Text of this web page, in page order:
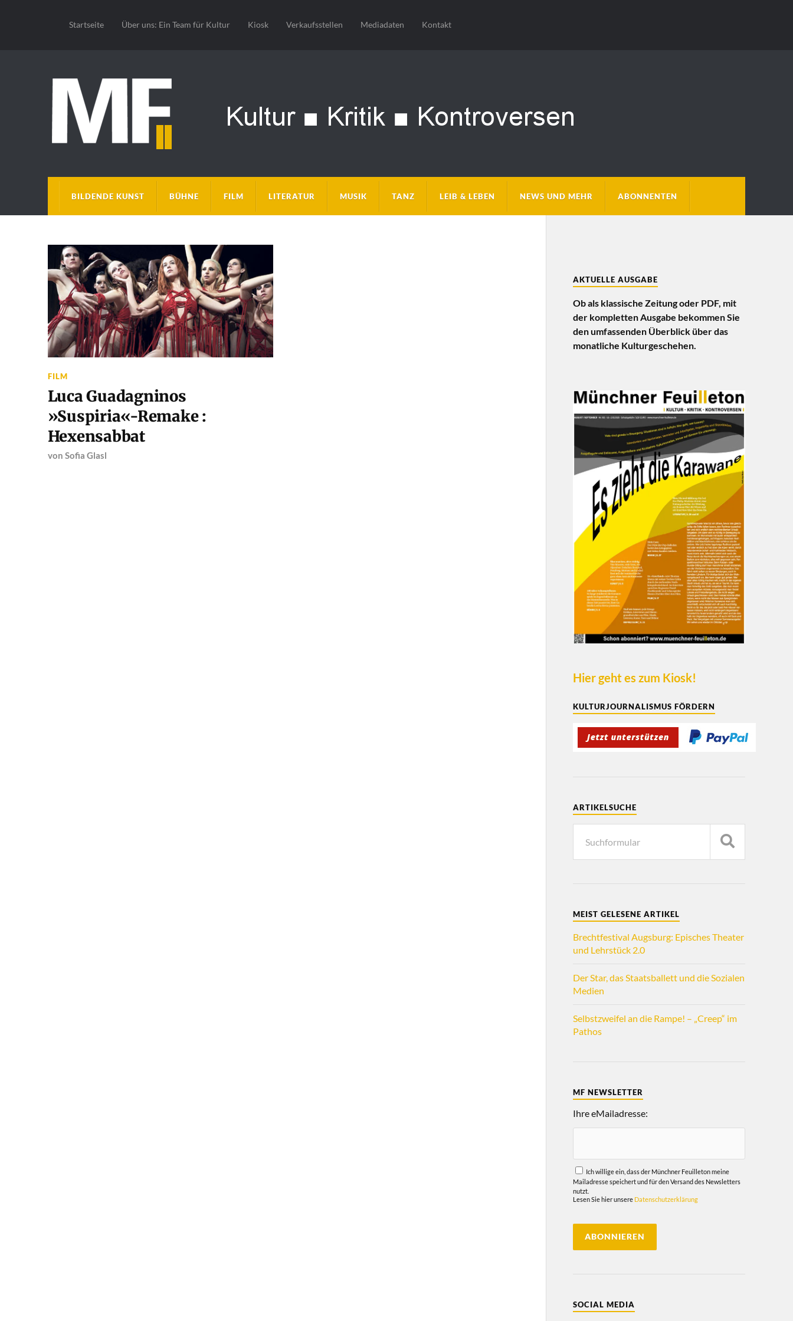
Startseite Über uns: Ein Team für Kultur Kiosk Verkaufsstellen Mediadaten Kontakt
BILDENDE KUNST BÜHNE FILM LITERATUR MUSIK TANZ LEIB & LEBEN NEWS UND MEHR ABONNENTEN
FILM
Luca Guadagninos
»Suspiria«-Remake :
Hexensabbat
von Sofia Glasl
AKTUELLE AUSGABE
Ob als klassische Zeitung oder PDF, mit
der kompletten Ausgabe bekommen Sie
den umfassenden Überblick über das
monatliche Kulturgeschehen.
Hier geht es zum Kiosk!
KULTURJOURNALISMUS FÖRDERN
ARTIKELSUCHE
MEIST GELESENE ARTIKEL
Brechtfestival Augsburg: Episches Theater
und Lehrstück 2.0
Der Star, das Staatsballett und die Sozialen
Medien
Selbstzweifel an die Rampe! – „Creep“ im
Pathos
MF NEWSLETTER
Ihre eMailadresse:
Ich willige ein, dass der Münchner Feuilleton meine
Mailadresse speichert und für den Versand des Newsletters
nutzt.
Lesen Sie hier unsere Datenschutzerklärung
SOCIAL MEDIA